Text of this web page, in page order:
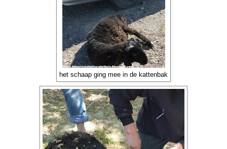
het schaap ging mee in de kattenbak